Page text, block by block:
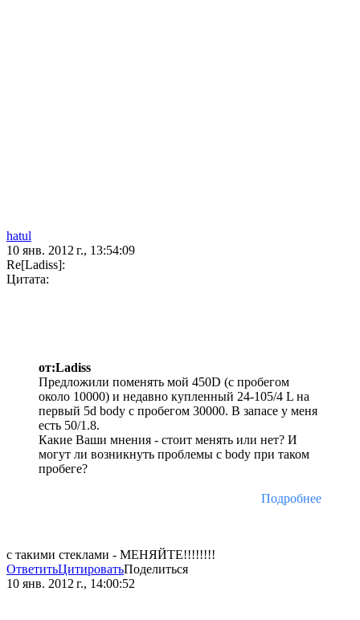
hatul
10 янв. 2012 г., 13:54:09
Re[Ladiss]:
Цитата:
от:Ladiss
Предложили поменять мой 450D (с пробегом
около 10000) и недавно купленный 24-105/4 L на
первый 5d body с пробегом 30000. В запасе у меня
есть 50/1.8.
Какие Ваши мнения - стоит менять или нет? И
могут ли возникнуть проблемы с body при таком
пробеге?
Подробнее
с такими стеклами - МЕНЯЙТЕ!!!!!!!!
ОтветитьЦитироватьПоделиться
10 янв. 2012 г., 14:00:52